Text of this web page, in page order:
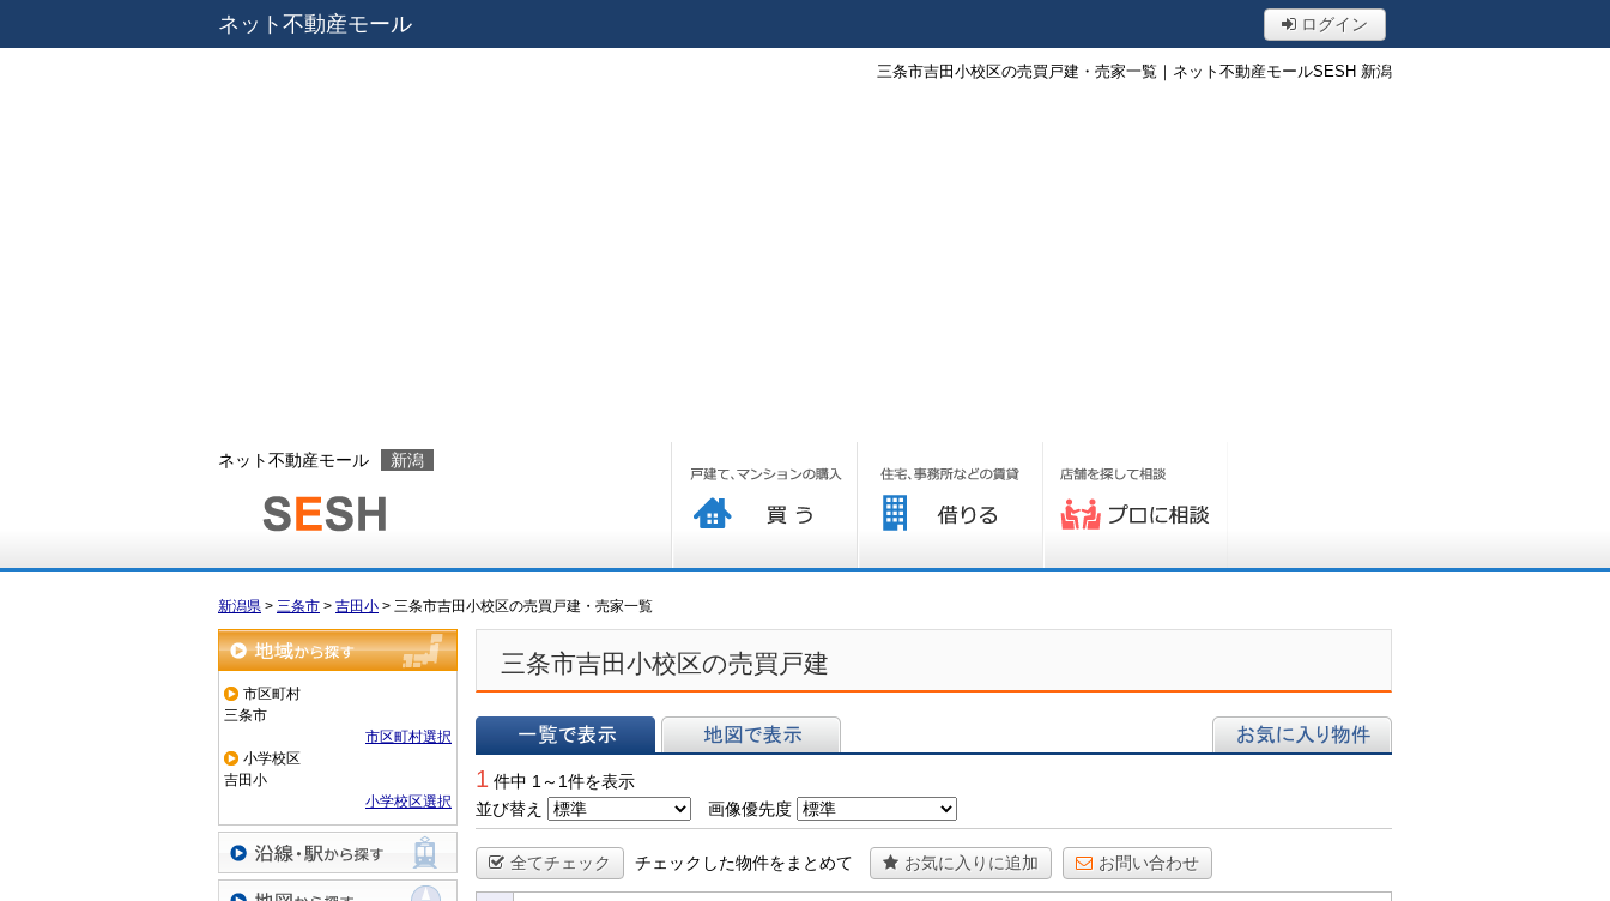
ネット不動産モール ログイン
三条市吉田小校区の売買戸建・売家一覧｜ネット不動産モールSESH 新潟
ネット不動産モール 新潟
新潟県 > 三条市 > 吉田小 > 三条市吉田小校区の売買戸建・売家一覧
地域から探す
市区町村
三条市
市区町村選択
小学校区
吉田小
小学校区選択
沿線・駅から探す
三条市吉田小校区の売買戸建
1 件中 1～1件を表示
並び替え
画像優先度
全てチェック チェックした物件をまとめて お気に入りに追加 お問い合わせ